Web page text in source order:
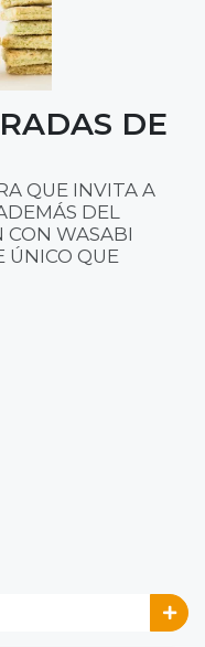
DE
QUE INVITA A
DEL
CON WASABI
ÚNICO QUE